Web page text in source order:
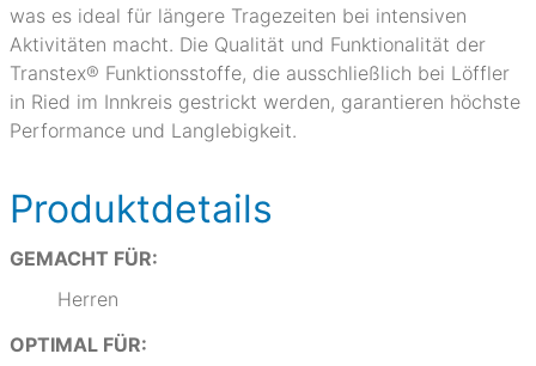
was es ideal für längere Tragezeiten bei intensiven
Aktivitäten macht. Die Qualität und Funktionalität der
Transtex® Funktionsstoffe, die ausschließlich bei Löffler
in Ried im Innkreis gestrickt werden, garantieren höchste
Performance und Langlebigkeit.
Produktdetails
GEMACHT FÜR:
Herren
OPTIMAL FÜR: